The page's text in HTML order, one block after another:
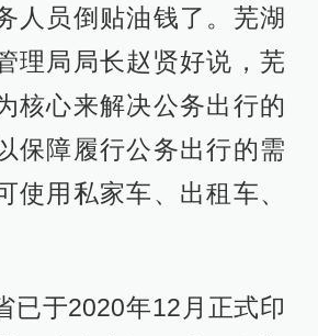
人员倒贴油钱了。芜湖
理局局长赵贤好说，芜
核心来解决公务出行的
保障履行公务出行的需
使用私家车、出租车、
已于2020年12月正式印